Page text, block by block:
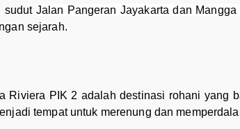
sudut Jalan Pangeran Jayakarta dan
sejarah.
Riviera PIK 2 adalah destinasi rohani yang
tempat untuk merenung dan